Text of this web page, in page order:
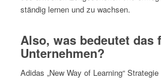
ständig lernen und zu wachsen.
Also, was bedeutet das
Unternehmen?
Adidas „New Way of Learning“